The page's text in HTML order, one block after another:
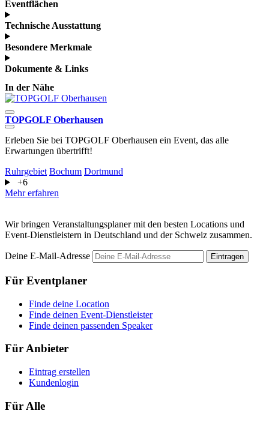
Eventflächen
Technische Ausstattung
Besondere Merkmale
Dokumente & Links
In der Nähe
TOPGOLF Oberhausen
Erleben Sie bei TOPGOLF Oberhausen ein Event, das alle
Erwartungen übertrifft!
Ruhrgebiet Bochum Dortmund
+6
Mehr erfahren
Wir bringen Veranstaltungsplaner mit den besten Locations und
Event-Dienstleistern in Deutschland und der Schweiz zusammen.
Deine E-Mail-Adresse Eintragen
Für Eventplaner
Finde deine Location
Finde deinen Event-Dienstleister
Finde deinen passenden Speaker
Für Anbieter
Eintrag erstellen
Kundenlogin
Für Alle